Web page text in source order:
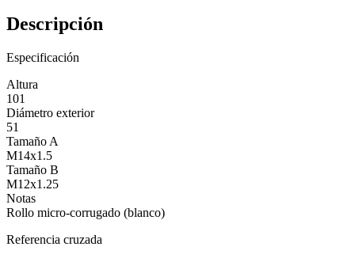
Descripción
Especificación
Altura
101
Diámetro exterior
51
Tamaño A
M14x1.5
Tamaño B
M12x1.25
Notas
Rollo micro-corrugado (blanco)
Referencia cruzada